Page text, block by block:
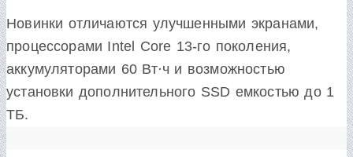
Новинки отличаются улучшенными экранами,
процессорами Intel Core 13-го поколения,
аккумуляторами 60 Вт·ч и возможностью
установки дополнительного SSD емкостью до 1
ТБ.